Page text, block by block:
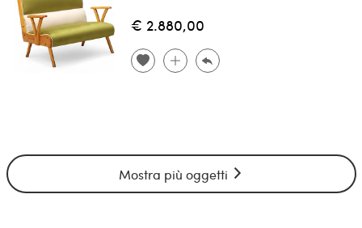
€ 2.880,00
Mostra più oggetti